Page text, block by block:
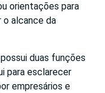
orientações para
o alcance da
duas funções
para esclarecer
empresários e